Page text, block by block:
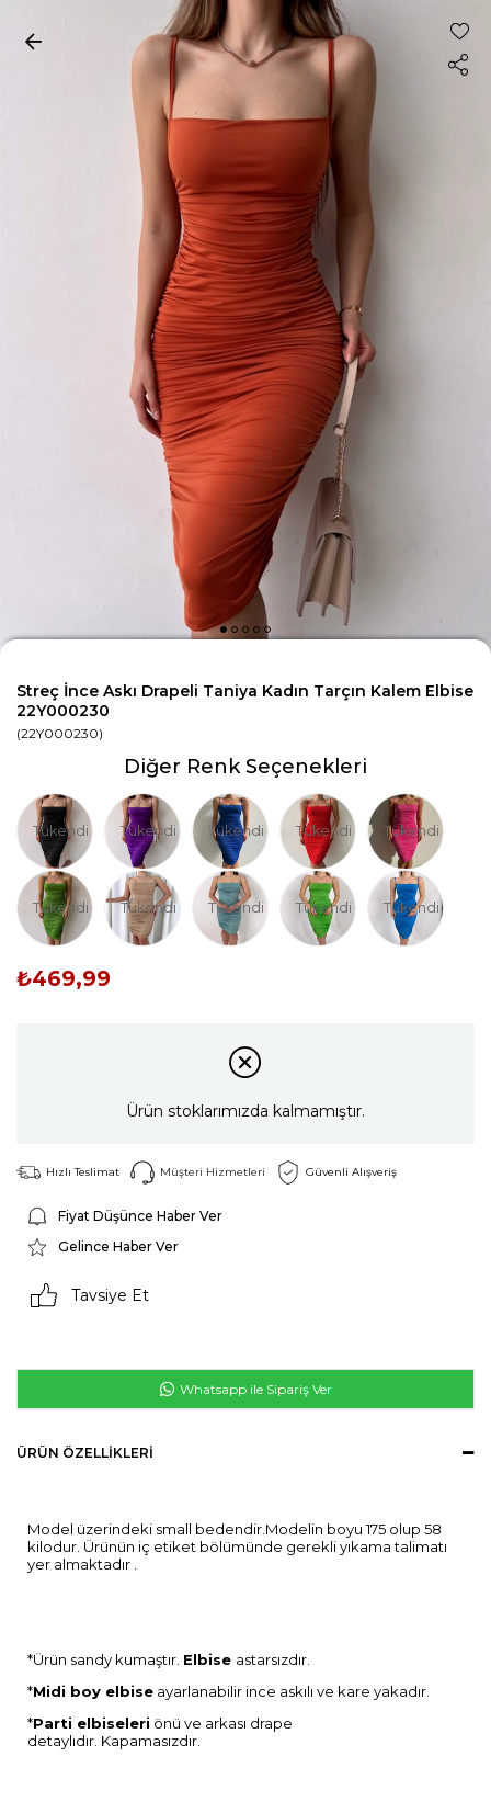
Streç İnce Askı Drapeli Taniya Kadın Tarçın Kalem Elbise
22Y000230
(22Y000230)
Diğer Renk Seçenekleri
Tükendi Tükendi Tükendi Tükendi Tükendi
Tükendi Tükendi Tükendi Tükendi Tükendi
₺469,99
Ürün stoklarımızda kalmamıştır.
Hızlı Teslimat Müşteri Hizmetleri Güvenli Alışveriş
Fiyat Düşünce Haber Ver
Gelince Haber Ver
Tavsiye Et
Whatsapp ile Sipariş Ver
ÜRÜN ÖZELLIKLERI
Model üzerindeki small bedendir.Modelin boyu 175 olup 58
kilodur. Ürünün iç etiket bölümünde gerekli yıkama talimatı
yer almaktadır .
*Ürün sandy kumaştır. Elbise astarsızdır.
*Midi boy elbise ayarlanabilir ince askılı ve kare yakadır.
*Parti elbiseleri önü ve arkası drape
detaylıdır. Kapamasızdır.